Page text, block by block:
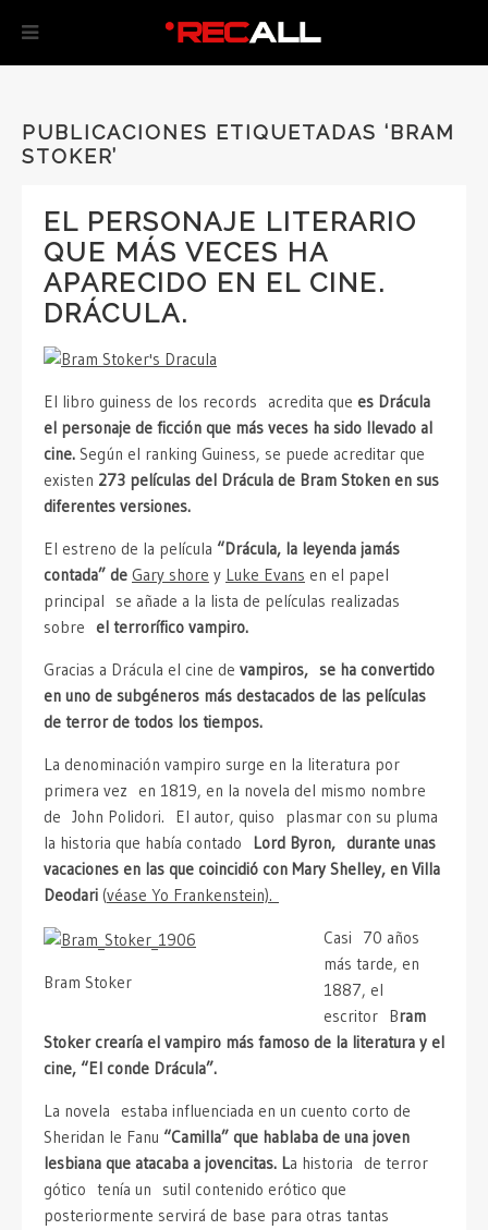
PUBLICACIONES ETIQUETADAS ‘BRAM
STOKER’
EL PERSONAJE LITERARIO
QUE MÁS VECES HA
APARECIDO EN EL CINE.
DRÁCULA.
El libro guiness de los records acredita que es Drácula
el personaje de ficción que más veces ha sido llevado al
cine. Según el ranking Guiness, se puede acreditar que
existen 273 películas del Drácula de Bram Stoken en sus
diferentes versiones.
El estreno de la película “Drácula, la leyenda jamás
contada” de Gary shore y Luke Evans en el papel
principal se añade a la lista de películas realizadas
sobre
el terrorífico vampiro.
Gracias a Drácula el cine de vampiros, se ha convertido
en uno de subgéneros más destacados de las películas
de terror de todos los tiempos.
La denominación vampiro surge en la literatura por
primera vez en 1819, en la novela del mismo nombre
de John Polidori. El autor, quiso plasmar con su pluma
la historia que había contado
Lord Byron, durante unas
vacaciones en las que coincidió con Mary Shelley, en Villa
Deodari (véase Yo Frankenstein).
Bram Stoker
Casi 70 años
más tarde, en
1887, el
escritor Bram
Stoker crearía el vampiro más famoso de la literatura y el
cine, “El conde Drácula”.
La novela estaba influenciada en un cuento corto de
Sheridan le Fanu “Camilla” que hablaba de una joven
lesbiana que atacaba a jovencitas. La historia de terror
gótico tenía un sutil contenido erótico que
posteriormente servirá de base para otras tantas